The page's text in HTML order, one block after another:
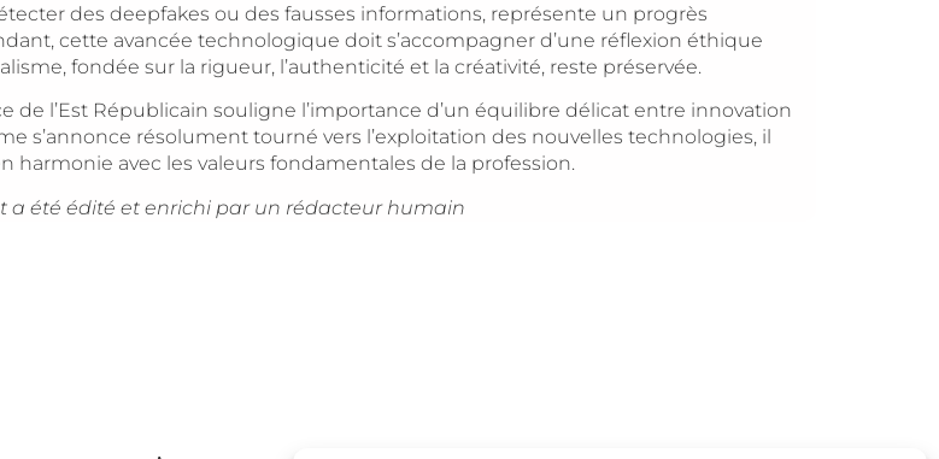
des deepfakes ou des fausses informations, représente un progrès
cette avancée technologique doit s’accompagner d’une réflexion éthique
fondée sur la rigueur, l’authenticité et la créativité, reste préservée.
de l’Est Républicain souligne l’importance d’un équilibre délicat entre innovation
s’annonce résolument tourné vers l’exploitation des nouvelles technologies, il
harmonie avec les valeurs fondamentales de la profession.
a été édité et enrichi par un rédacteur humain